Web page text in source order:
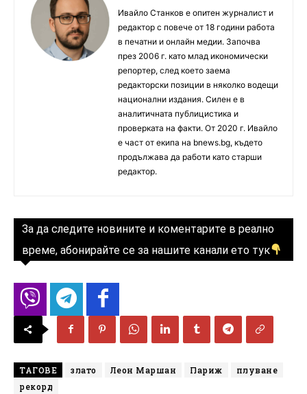
Ивайло Станков е опитен журналист и
редактор с повече от 18 години работа
в печатни и онлайн медии. Започва
през 2006 г. като млад икономически
репортер, след което заема
редакторски позиции в няколко водещи
национални издания. Силен е в
аналитичната публицистика и
проверката на факти. От 2020 г. Ивайло
е част от екипа на bnews.bg, където
продължава да работи като старши
редактор.
За да следите новините и коментарите в реално
време, абонирайте се за нашите канали ето тук
ТАГОВЕ злато Леон Маршан Париж
плуване
рекорд